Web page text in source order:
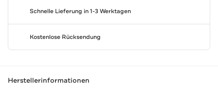
Schnelle Lieferung in 1-3 Werktagen
Kostenlose Rücksendung
Herstellerinformationen